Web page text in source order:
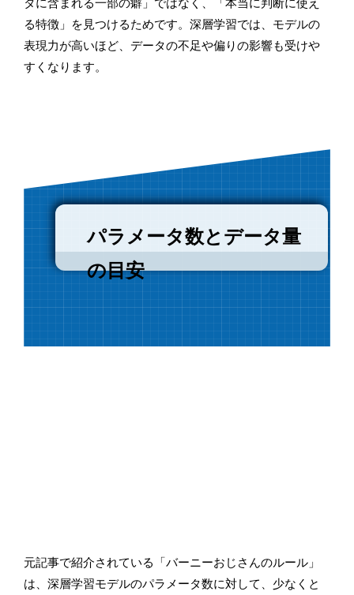
タに含まれる一部の癖」ではなく、「本当に判断に使え
る特徴」を見つけるためです。深層学習では、モデルの
表現力が高いほど、データの不足や偏りの影響も受けや
すくなります。
パラメータ数とデータ量
の目安
元記事で紹介されている「バーニーおじさんのルール」
は、深層学習モデルのパラメータ数に対して、少なくと